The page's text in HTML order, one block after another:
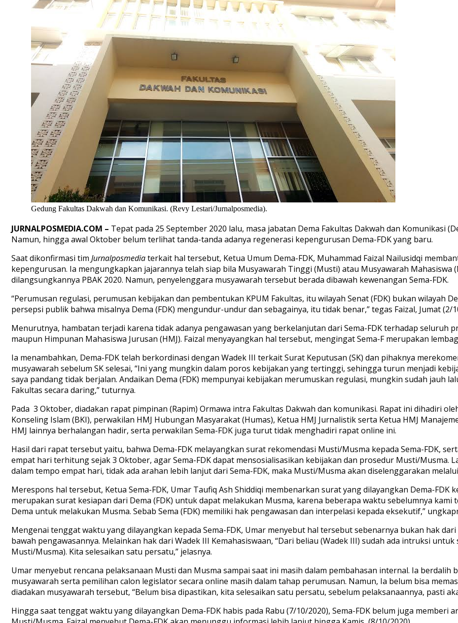
Gedung Fakultas Dakwah dan Komunikasi. (Revy Lestari/Jurnalposmedia).
JURNALPOSMEDIA.COM – Tepat pada 25 September 2020 lalu, masa jabatan Dema Fakultas Dakwah dan Komunikasi
Namun, hingga awal Oktober belum terlihat tanda-tanda adanya regenerasi kepengurusan Dema-FDK yang baru.
Saat dikonfirmasi tim Jurnalposmediaterkait hal tersebut, Ketua Umum Dema-FDK, Muhammad Faizal Nailusidqi
kepengurusan. Ia mengungkapkan jajarannya telah siap bila Musyawarah Tinggi (Musti) atau Musyawarah Mahasiswa
dilangsungkannya PBAK 2020. Namun, penyelenggara musyawarah tersebut berada dibawah kewenangan Sema-FDK.
“Perumusan regulasi, perumusan kebijakan dan pembentukan KPUM Fakultas, itu wilayah Senat (FDK) bukan wilayah
persepsi publik bahwa misalnya Dema (FDK) mengundur-undur dan sebagainya, itu tidak benar,” tegas Faizal, Jumat (2/
Menurutnya, hambatan terjadi karena tidak adanya pengawasan yang berkelanjutan dari Sema-FDK terhadap seluruh
maupun Himpunan Mahasiswa Jurusan (HMJ). Faizal menyayangkan hal tersebut, mengingat Sema-F merupakan
Ia menambahkan, Dema-FDK telah berkordinasi dengan Wadek III terkait Surat Keputusan (SK) dan pihaknya
musyawarah sebelum SK selesai, “Ini yang mungkin dalam poros kebijakan yang tertinggi, sehingga turun menjadi
saya pandang tidak berjalan. Andaikan Dema (FDK) mempunyai kebijakan merumuskan regulasi, mungkin sudah jauh
Fakultas secara daring,” tuturnya.
Pada 3 Oktober, diadakan rapat pimpinan (Rapim) Ormawa intra Fakultas Dakwah dan komunikasi. Rapat ini dihadiri
Konseling Islam (BKI), perwakilan HMJ Hubungan Masyarakat (Humas), Ketua HMJ Jurnalistik serta Ketua HMJ
HMJ lainnya berhalangan hadir, serta perwakilan Sema-FDK juga turut tidak menghadiri rapat online ini.
Hasil dari rapat tersebut yaitu, bahwa Dema-FDK melayangkan surat rekomendasi Musti/Musma kepada Sema-FDK,
empat hari terhitung sejak 3 Oktober, agar Sema-FDK dapat mensosialisasikan kebijakan dan prosedur Musti/Musma.
dalam tempo empat hari, tidak ada arahan lebih lanjut dari Sema-FDK, maka Musti/Musma akan diselenggarakan
Merespons hal tersebut, Ketua Sema-FDK, Umar Taufiq Ash Shiddiqi membenarkan surat yang dilayangkan Dema-FDK
merupakan surat kesiapan dari Dema (FDK) untuk dapat melakukan Musma, karena beberapa waktu sebelumnya
Dema untuk melakukan Musma. Sebab Sema (FDK) memiliki hak pengawasan dan interpelasi kepada eksekutif,”
Mengenai tenggat waktu yang dilayangkan kepada Sema-FDK, Umar menyebut hal tersebut sebenarnya bukan hak
bawah pengawasannya. Melainkan hak dari Wadek III Kemahasiswaan, “Dari beliau (Wadek III) sudah ada intruksi
Musti/Musma). Kita selesaikan satu persatu,” jelasnya.
Umar menyebut rencana pelaksanaan Musti dan Musma sampai saat ini masih dalam pembahasan internal. Ia berdalih
musyawarah serta pemilihan calon legislator secara online masih dalam tahap perumusan. Namun, Ia belum bisa
diadakan musyawarah tersebut, “Belum bisa dipastikan, kita selesaikan satu persatu, sebelum pelaksanaannya, pasti
Hingga saat tenggat waktu yang dilayangkan Dema-FDK habis pada Rabu (7/10/2020), Sema-FDK belum juga memberi